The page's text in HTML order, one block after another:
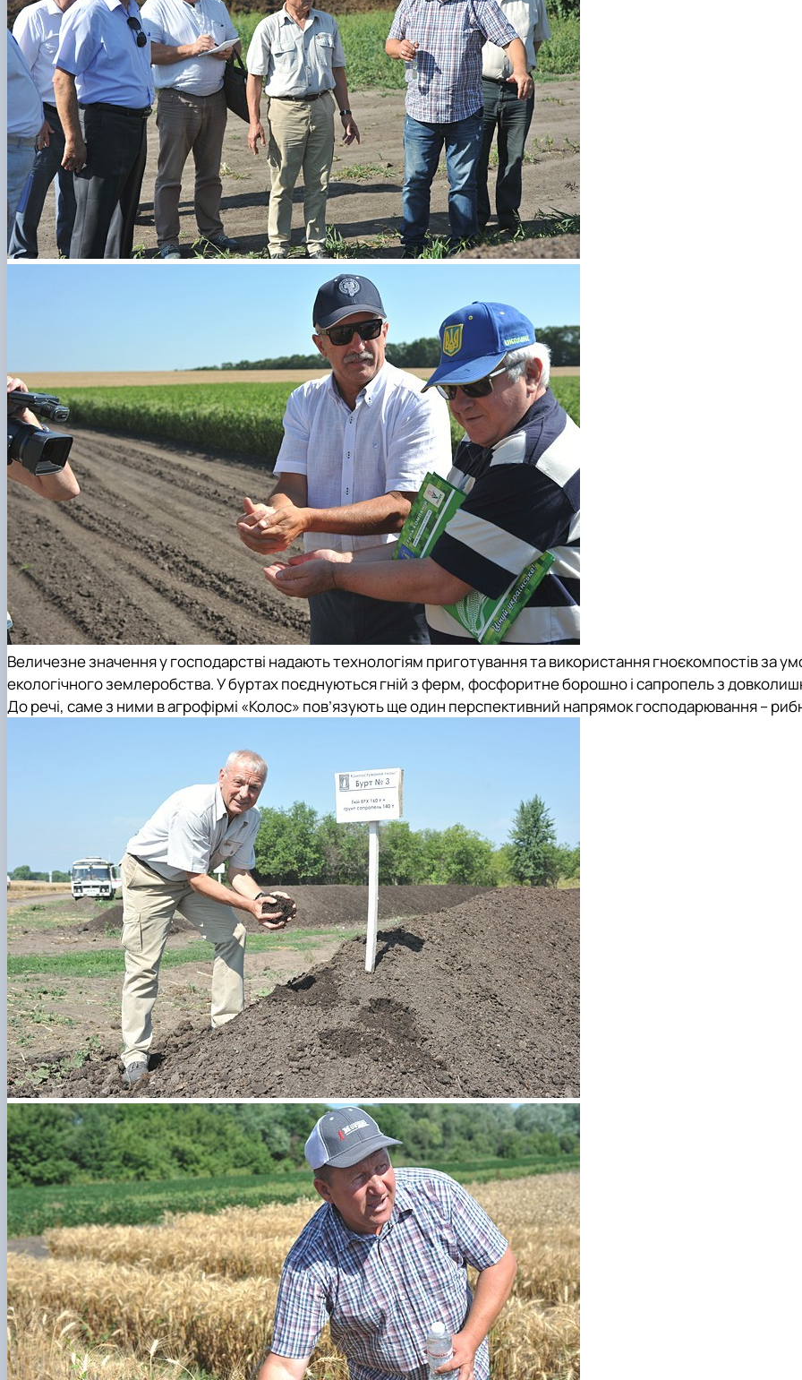
Величезне значення у господарстві надають технологіям приготування та використання гноєкомпостів за
екологічного землеробства. У буртах поєднуються гній з ферм, фосфоритне борошно і сапропель з
До речі, саме з ними в агрофірмі «Колос» пов’язують ще один перспективний напрямок господарювання –